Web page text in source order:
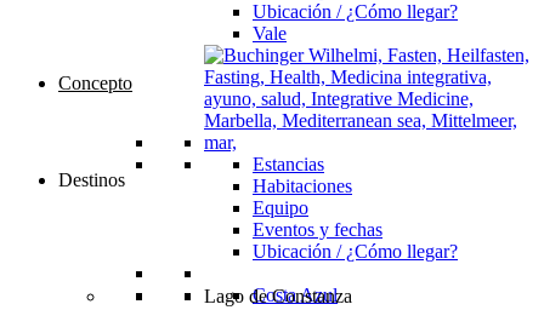
Concepto
Destinos
Lago de Constanza
Ubicación / ¿Cómo llegar?
Vale
Estancias
Habitaciones
Equipo
Eventos y fechas
Ubicación / ¿Cómo llegar?
Costa Azul